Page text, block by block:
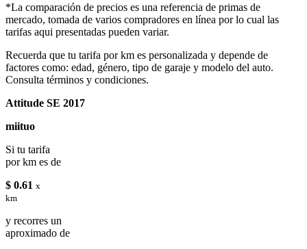
*La comparación de precios es una referencia de primas de
mercado, tomada de varios compradores en línea por lo cual las
tarifas aqui presentadas pueden variar.
Recuerda que tu tarifa por km es personalizada y depende de
factores como: edad, género, tipo de garaje y modelo del auto.
Consulta términos y condiciones.
Attitude SE 2017
miituo
Si tu tarifa
por km es de
$ 0.61 x
km
y recorres un
aproximado de